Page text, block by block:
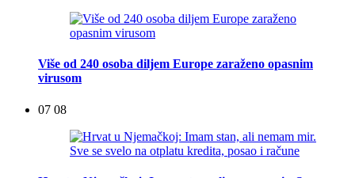
Više od 240 osoba diljem Europe zaraženo opasnim
virusom
07 08